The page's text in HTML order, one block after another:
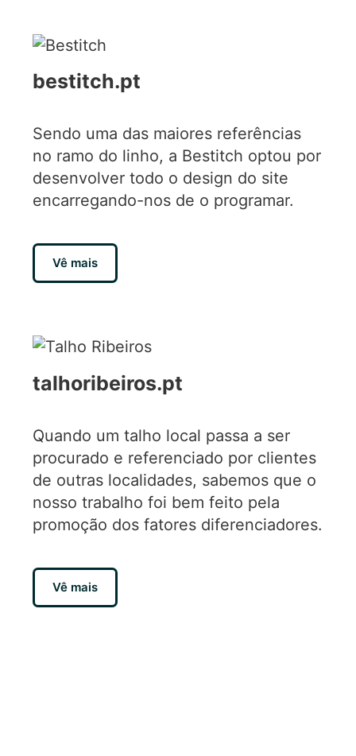
bestitch.pt
Sendo uma das maiores referências
no ramo do linho, a Bestitch optou por
desenvolver todo o design do site
encarregando-nos de o programar.
Vê mais
talhoribeiros.pt
Quando um talho local passa a ser
procurado e referenciado por clientes
de outras localidades, sabemos que o
nosso trabalho foi bem feito pela
promoção dos fatores diferenciadores.
Vê mais